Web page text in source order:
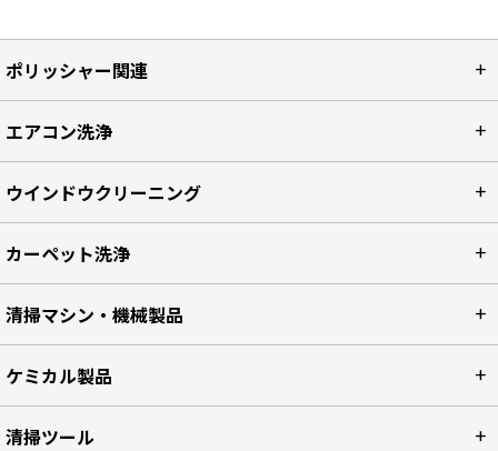
ポリッシャー関連
エアコン洗浄
ウインドウクリーニング
カーペット洗浄
清掃マシン・機械製品
ケミカル製品
清掃ツール